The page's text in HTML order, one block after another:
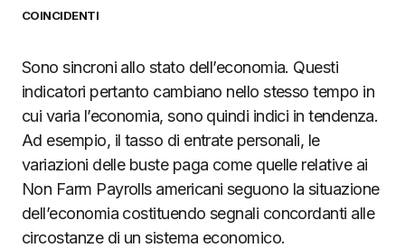
COINCIDENTI
Sono sincroni allo stato dell’economia. Questi
indicatori pertanto cambiano nello stesso tempo in
cui varia l’economia, sono quindi indici in tendenza.
Ad esempio, il tasso di entrate personali, le
variazioni delle buste paga come quelle relative ai
Non Farm Payrolls americani seguono la situazione
dell’economia costituendo segnali concordanti alle
circostanze di un sistema economico.